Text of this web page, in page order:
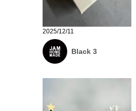
2025/12/11
Black 3